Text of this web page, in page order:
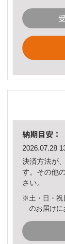
納期目安：
2026.07.28
決済方法が
す。その他
さい。
※土・日・祝
のお届けに